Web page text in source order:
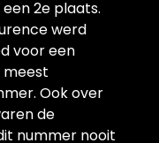
2e plaats.
werd
voor een
Ook over
de
nummer nooit